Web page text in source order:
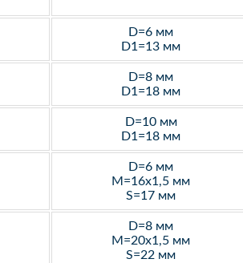
D=6 мм
D1=13 мм
D=8 мм
D1=18 мм
D=10 мм
D1=18 мм
D=6 мм
M=16х1,5 мм
S=17 мм
D=8 мм
M=20х1,5 мм
S=22 мм